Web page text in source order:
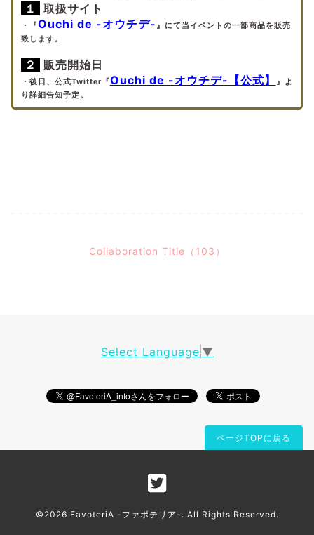
１ 取扱サイト
・『Ouchi de -オウチデ- 』にて当イベントの一部商品を販売
致します。
２ 販売開始日
・後日、公式Twitter『Ouchi de -オウチデ-【公式】
』よ
り詳細告知予定。
Collaboration Title（103）
Select Language ▼
ページTOPに戻る
©2026 FavoteriA -ファボテリア- . All Rights Reserved.